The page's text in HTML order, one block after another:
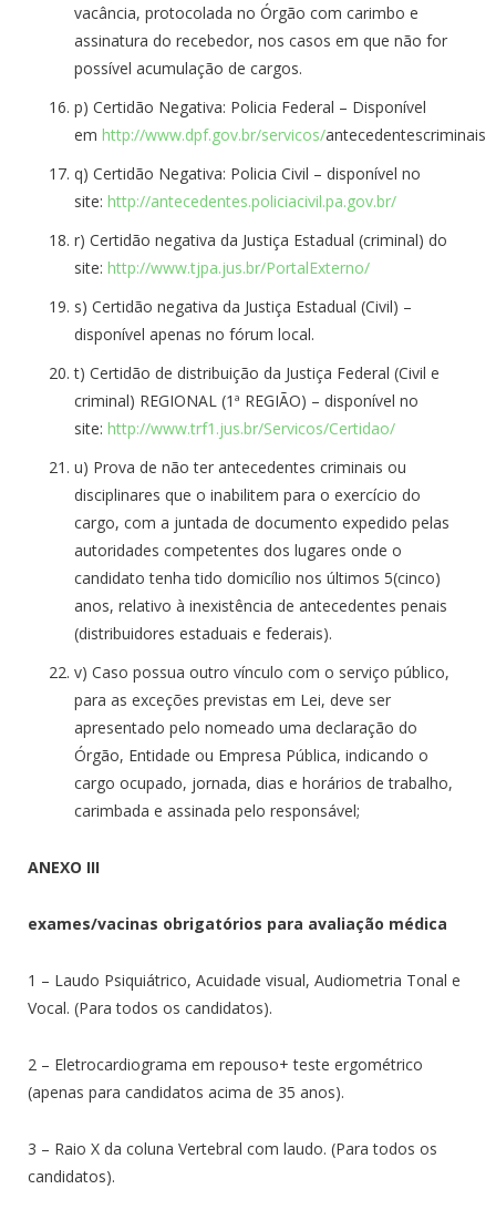
vacância, protocolada no Órgão com carimbo e
assinatura do recebedor, nos casos em que não for
possível acumulação de cargos.
p) Certidão Negativa: Policia Federal – Disponível
em http://www.dpf.gov.br/servicos/antecedentescriminais
q) Certidão Negativa: Policia Civil – disponível no
site: http://antecedentes.policiacivil.pa.gov.br/
r) Certidão negativa da Justiça Estadual (criminal) do
site: http://www.tjpa.jus.br/PortalExterno/
s) Certidão negativa da Justiça Estadual (Civil) –
disponível apenas no fórum local.
t) Certidão de distribuição da Justiça Federal (Civil e
criminal) REGIONAL (1ª REGIÃO) – disponível no
site: http://www.trf1.jus.br/Servicos/Certidao/
u) Prova de não ter antecedentes criminais ou
disciplinares que o inabilitem para o exercício do
cargo, com a juntada de documento expedido pelas
autoridades competentes dos lugares onde o
candidato tenha tido domicílio nos últimos 5(cinco)
anos, relativo à inexistência de antecedentes penais
(distribuidores estaduais e federais).
v) Caso possua outro vínculo com o serviço público,
para as exceções previstas em Lei, deve ser
apresentado pelo nomeado uma declaração do
Órgão, Entidade ou Empresa Pública, indicando o
cargo ocupado, jornada, dias e horários de trabalho,
carimbada e assinada pelo responsável;
ANEXO III
exames/vacinas obrigatórios para avaliação médica
1 – Laudo Psiquiátrico, Acuidade visual, Audiometria Tonal e
Vocal. (Para todos os candidatos).
2 – Eletrocardiograma em repouso+ teste ergométrico
(apenas para candidatos acima de 35 anos).
3 – Raio X da coluna Vertebral com laudo. (Para todos os
candidatos).